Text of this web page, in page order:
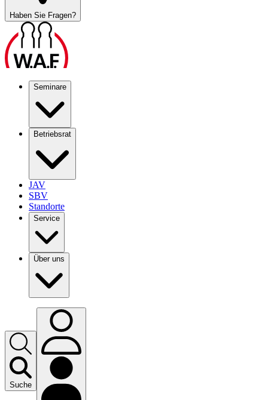
Haben Sie Fragen?
Seminare
Betriebsrat
JAV
SBV
Standorte
Service
Über uns
Suche